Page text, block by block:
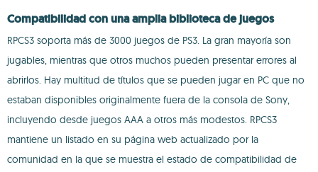
Compatibilidad con una amplia biblioteca de juegos
RPCS3 soporta más de 3000 juegos de PS3. La gran mayoría son
jugables, mientras que otros muchos pueden presentar errores al
abrirlos. Hay multitud de títulos que se pueden jugar en PC que no
estaban disponibles originalmente fuera de la consola de Sony,
incluyendo desde juegos AAA a otros más modestos. RPCS3
mantiene un listado en su página web actualizado por la
comunidad en la que se muestra el estado de compatibilidad de